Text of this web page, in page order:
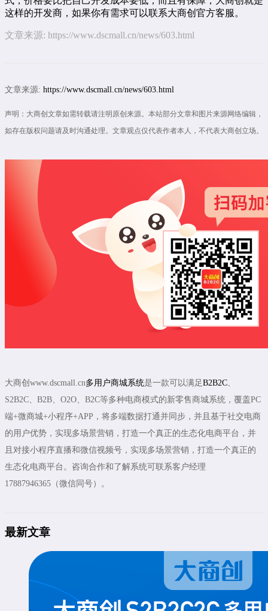
这样的开发商，如果你有需求可以联系大商创官方客服。
文章来源: https://www.dscmall.cn/news/603.html
文章来源: https://www.dscmall.cn/news/603.html
声明：大商创文章如需转载请注明原创来源。本站部分文章和图片来源网络编辑，
如存在版权问题请及时沟通处理。文章观点仅代表作者本人，不代表大商创立场。
大商创www.dscmall.cn多用户商城系统是一款可以满足B2B2C
S2B2C、B2B、O2O、B2C等多种电商模式的新零售商城系统，覆盖PC
端+微商城+小程序+APP，将多端数据打通并同步，并且基于社交电商
的用户优势，实现多场景营销，打造一个真正的生态化电商平台，并
且对接小程序直播和微信视频号，实现多场景营销，打造一个真正的
生态化电商平台。咨询合作和了解系统可联系客户经理
17887946365（微信同号）。
最新文章